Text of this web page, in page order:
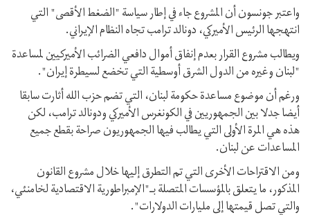
واعتبر جونسون أن المشروع جاء في إطار سياسة "الضغط الأقصى" التي
انتهجها الرئيس الأميركي، دونالد ترامب تجاه النظام الإيراني.
ويطالب مشروع القرار بعدم إنفاق أموال دافعي الضرائب الأميركيين لمساعدة
"لبنان وغيره من الدول الشرق أوسطية التي تخضع لسيطرة إيران".
ورغم أن موضوع مساعدة حكومة لبنان، التي تضم حزب الله أثارت سابقا
أيضا جدلا بين الجمهوريين في الكونغرس الأميركي ودونالد ترامب، لكن
هذه هي المرة الأولى التي يطالب فيها الجمهوريون صراحة بقطع جميع
المساعدات عن لبنان.
ومن الاقتراحات الأخرى التي تم التطرق إليها خلال مشروع القانون
المذكور، ما يتعلق بالمؤسسات المتصلة بـ"الإمبراطورية الاقتصادية لخامنئي،
والتي تصل قيمتها إلى مليارات الدولارات".